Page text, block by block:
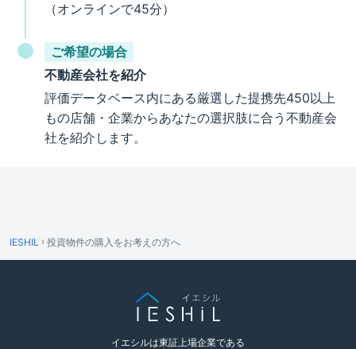
（オンラインで45分）
ご希望の場合
不動産会社を紹介
評価データベース内にある厳選した提携先450以上
もの店舗・企業からあなたの選択肢に合う不動産会
社を紹介します。
IESHIL › 投資物件の購入をお考えの方へ
イエシルは東証上場企業である